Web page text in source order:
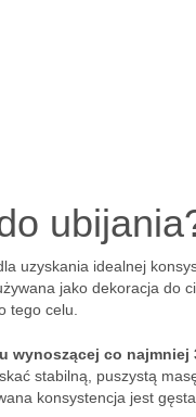
uzyskania idealnej
jako dekoracja do
tego celu.
wynoszącej co najmniej
stabilną, puszystą
konsystencja jest gęsta